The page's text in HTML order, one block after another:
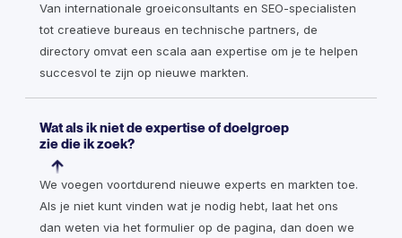
Van internationale groeiconsultants en SEO-specialisten
tot creatieve bureaus en technische partners, de
directory omvat een scala aan expertise om je te helpen
succesvol te zijn op nieuwe markten.
Wat als ik niet de expertise of doelgroep
zie die ik zoek?
We voegen voortdurend nieuwe experts en markten toe.
Als je niet kunt vinden wat je nodig hebt, laat het ons
dan weten via het formulier op de pagina, dan doen we